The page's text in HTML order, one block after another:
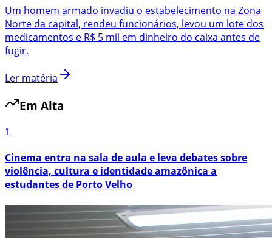
Um homem armado invadiu o estabelecimento na Zona
Norte da capital, rendeu funcionários, levou um lote dos
medicamentos e R$ 5 mil em dinheiro do caixa antes de
fugir.
Ler matéria
Em Alta
1
Cinema entra na sala de aula e leva debates sobre
violência, cultura e identidade amazônica a
estudantes de Porto Velho